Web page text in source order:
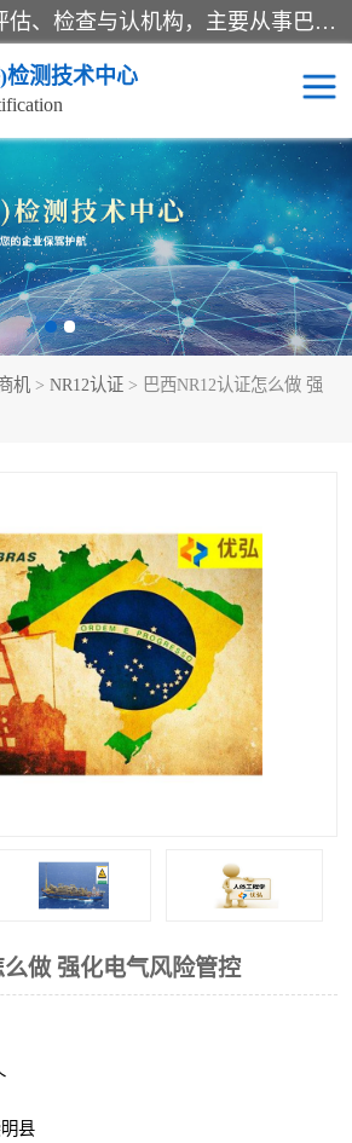
*是一家的测试、评估、检查与认机构，主要从事巴西NR10认证、NR12认证、NR13认证；ANATEL认证、INMTRO认证，欧盟CE认证：MD认证，PED认证，MID认证，ATEX认证，德国蓝色天使认证。
检测技术中心
机 > NR12认证 > 巴西NR12认证怎么做 强
做 强化电气风险管控
明县
NR10认证
NR13认证
巴西NR认证
RETIE认证